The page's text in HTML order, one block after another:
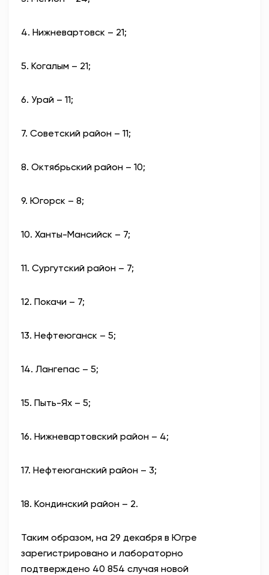
4. Нижневартовск – 21;
5. Когалым – 21;
6. Урай – 11;
7. Советский район – 11;
8. Октябрьский район – 10;
9. Югорск – 8;
10. Ханты-Мансийск – 7;
11. Сургутский район – 7;
12. Покачи – 7;
13. Нефтеюганск – 5;
14. Лангепас – 5;
15. Пыть-Ях – 5;
16. Нижневартовский район – 4;
17. Нефтеюганский район – 3;
18. Кондинский район – 2.
Таким образом, на 29 декабря в Югре
зарегистрировано и лабораторно
подтверждено 40 854 случая новой